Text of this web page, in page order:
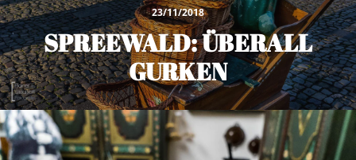
23/11/2018
SPREEWALD: ÜBERALL
GURKEN